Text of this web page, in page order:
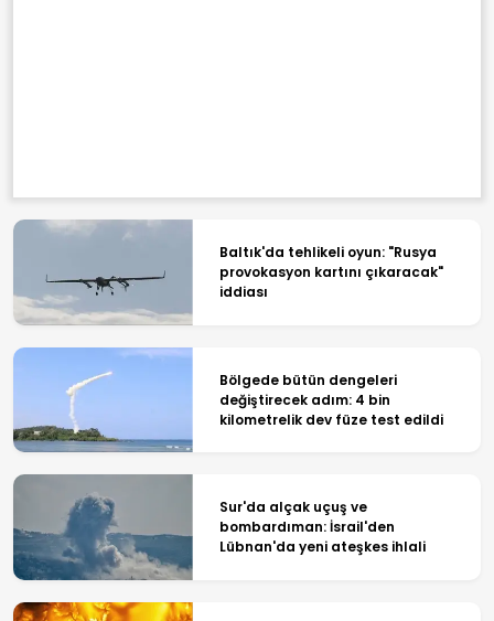
Baltık'da tehlikeli oyun: "Rusya
provokasyon kartını çıkaracak"
iddiası
Bölgede bütün dengeleri
değiştirecek adım: 4 bin
kilometrelik dev füze test edildi
Sur'da alçak uçuş ve
bombardıman: İsrail'den
Lübnan'da yeni ateşkes ihlali